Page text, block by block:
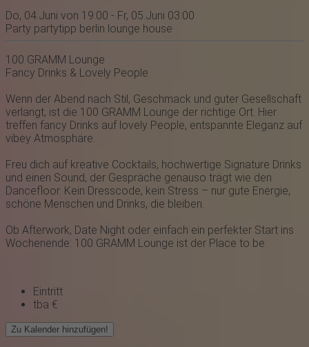
Do, 04.Juni von 19:00 - Fr, 05.Juni 03:00
Party partytipp berlin lounge house
100 G RAMM Lounge
Fancy Drinks & Lovely People
Wenn der Abend nach Stil, Geschmack und guter Gesellschaft
verlangt, ist die 100 GRA MM Lounge der richtige Ort. Hier
treffen fancy Drinks auf lovely People, entspannte Eleganz auf
vibey Atmosphäre.
Freu dich auf kreative Cocktails, hochwertige Signature Drinks
und einen Sound, der Gespräche genauso trägt wie den
Dancefloor. Kein Dresscode, kein Stress – nur gute Energie,
schöne Menschen und Drinks, die bleiben.
Ob Afterwork, Date Night oder einfach ein perfekter Start ins
Wochenende: 100 GRAMM Lounge ist der Place to be.
Eintritt
tba €
Zu Kalender hinzufügen!